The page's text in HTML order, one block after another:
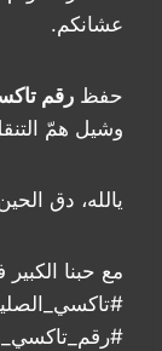
عشانكم.
حفظ رقم
وشيل همّ
يالله، دق
مع حبنا